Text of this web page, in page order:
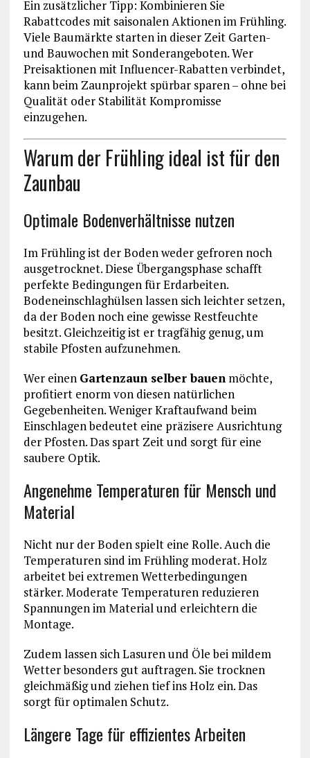
Ein zusätzlicher Tipp: Kombinieren Sie
Rabattcodes mit saisonalen Aktionen im Frühling.
Viele Baumärkte starten in dieser Zeit Garten-
und Bauwochen mit Sonderangeboten. Wer
Preisaktionen mit Influencer-Rabatten verbindet,
kann beim Zaunprojekt spürbar sparen – ohne bei
Qualität oder Stabilität Kompromisse
einzugehen.
Warum der Frühling ideal ist für den
Zaunbau
Optimale Bodenverhältnisse nutzen
Im Frühling ist der Boden weder gefroren noch
ausgetrocknet. Diese Übergangsphase schafft
perfekte Bedingungen für Erdarbeiten.
Bodeneinschlaghülsen lassen sich leichter setzen,
da der Boden noch eine gewisse Restfeuchte
besitzt. Gleichzeitig ist er tragfähig genug, um
stabile Pfosten aufzunehmen.
Wer einen Gartenzaun selber bauenmöchte,
profitiert enorm von diesen natürlichen
Gegebenheiten. Weniger Kraftaufwand beim
Einschlagen bedeutet eine präzisere Ausrichtung
der Pfosten. Das spart Zeit und sorgt für eine
saubere Optik.
Angenehme Temperaturen für Mensch und
Material
Nicht nur der Boden spielt eine Rolle. Auch die
Temperaturen sind im Frühling moderat. Holz
arbeitet bei extremen Wetterbedingungen
stärker. Moderate Temperaturen reduzieren
Spannungen im Material und erleichtern die
Montage.
Zudem lassen sich Lasuren und Öle bei mildem
Wetter besonders gut auftragen. Sie trocknen
gleichmäßig und ziehen tief ins Holz ein. Das
sorgt für optimalen Schutz.
Längere Tage für effizientes Arbeiten